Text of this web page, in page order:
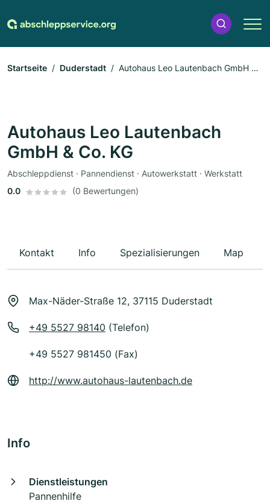
Startseite Duderstadt
Autohaus Leo Lautenbach GmbH &
Autohaus Leo Lautenbach
GmbH & Co. KG
Abschleppdienst · Pannendienst · Autowerkstatt · Werkstatt
0.0
(0 Bewertungen)
Kontakt Info Spezialisierungen Map
Max-Näder-Straße 12, 37115 Duderstadt
+49 5527 98140 (Telefon)
+49 5527 981450 (Fax)
http://www.autohaus-lautenbach.de
Info
Dienstleistungen
Pannenhilfe